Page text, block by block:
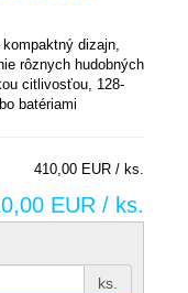
dizajn,
rôznych hudobných
citlivosťou, 128-
batériami
410,00 EUR / ks.
EUR / ks.
ks.